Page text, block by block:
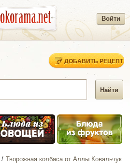
Войти
ДОБАВИТЬ РЕЦЕПТ
Творожная колбаса от Аллы Ковальчук